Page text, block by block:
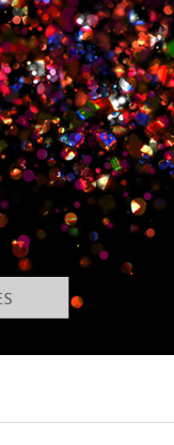
Video Editing Services